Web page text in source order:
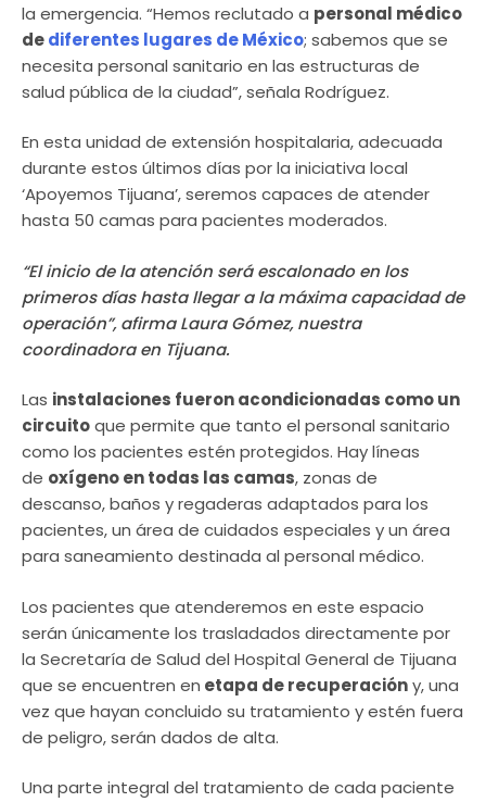
la emergencia. “Hemos reclutado a personal médico
dediferentes lugares de México; sabemos que se
necesita personal sanitario en las estructuras de
salud pública de la ciudad”, señala Rodríguez.
En esta unidad de extensión hospitalaria, adecuada
durante estos últimos días por la iniciativa local
‘Apoyemos Tijuana’, seremos capaces de atender
hasta 50 camas para pacientes moderados.
“El inicio de la atención será escalonado en los
primeros días hasta llegar a la máxima capacidad de
operación”, afirma Laura Gómez, nuestra
coordinadora en Tijuana.
Las instalaciones fueron acondicionadas como un
circuitoque permite que tanto el personal sanitario
como los pacientes estén protegidos. Hay líneas
de oxígeno en todas las camas, zonas de
descanso, baños y regaderas adaptados para los
pacientes, un área de cuidados especiales y un área
para saneamiento destinada al personal médico.
Los pacientes que atenderemos en este espacio
serán únicamente los trasladados directamente por
la Secretaría de Salud del Hospital General de Tijuana
que se encuentren en etapa de recuperacióny, una
vez que hayan concluido su tratamiento y estén fuera
de peligro, serán dados de alta.
Una parte integral del tratamiento de cada paciente